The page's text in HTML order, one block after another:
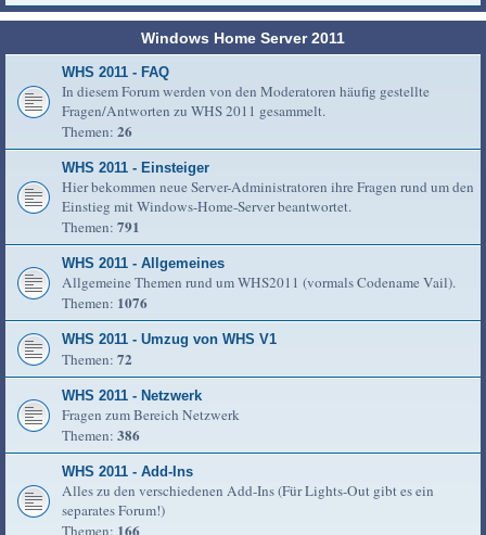
Windows Home Server 2011
WHS 2011 - FAQ
In diesem Forum werden von den Moderatoren häufig gestellte
Fragen/Antworten zu WHS 2011 gesammelt.
Themen: 26
WHS 2011 - Einsteiger
Hier bekommen neue Server-Administratoren ihre Fragen rund um den
Einstieg mit Windows-Home-Server beantwortet.
Themen: 791
WHS 2011 - Allgemeines
Allgemeine Themen rund um WHS2011 (vormals Codename Vail).
Themen: 1076
WHS 2011 - Umzug von WHS V1
Themen: 72
WHS 2011 - Netzwerk
Fragen zum Bereich Netzwerk
Themen: 386
WHS 2011 - Add-Ins
Alles zu den verschiedenen Add-Ins (Für Lights-Out gibt es ein
separates Forum!)
Themen: 166